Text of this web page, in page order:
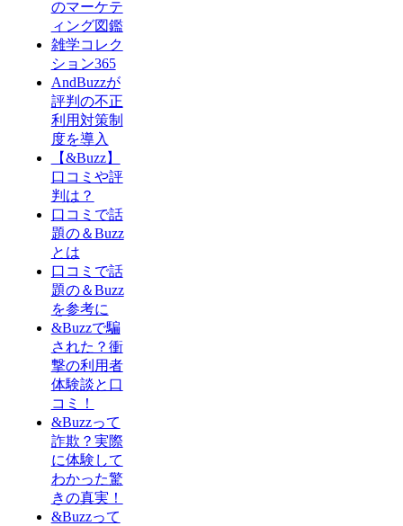
のマーケテ
ィング図鑑
雑学コレク
ション365
AndBuzzが
評判の不正
利用対策制
度を導入
【&Buzz】
口コミや評
判は？
口コミで話
題の＆Buzz
とは
口コミで話
題の＆Buzz
を参考に
&Buzzで騙
された？衝
撃の利用者
体験談と口
コミ！
&Buzzって
詐欺？実際
に体験して
わかった驚
きの真実！
&Buzzって